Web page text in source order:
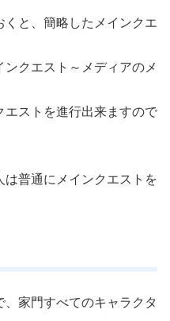
くと、簡略したメインクエ
ンクエスト～メディアのメ
エストを進行出来ますので
は普通にメインクエストを
家門すべてのキャラクタ